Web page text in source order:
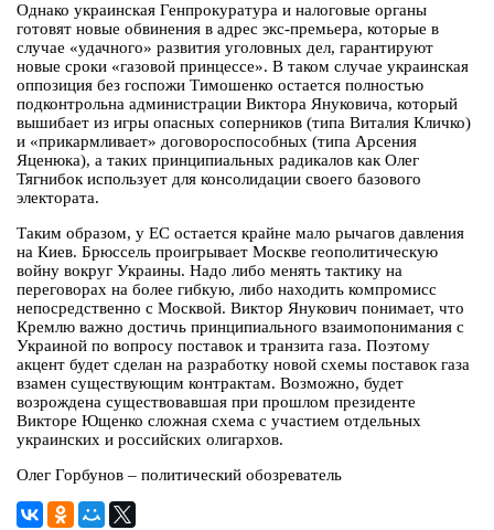
Однако украинская Генпрокуратура и налоговые органы
готовят новые обвинения в адрес экс-премьера, которые в
случае «удачного» развития уголовных дел, гарантируют
новые сроки «газовой принцессе». В таком случае украинская
оппозиция без госпожи Тимошенко остается полностью
подконтрольна администрации Виктора Януковича, который
вышибает из игры опасных соперников (типа Виталия Кличко)
и «прикармливает» договороспособных (типа Арсения
Яценюка), а таких принципиальных радикалов как Олег
Тягнибок использует для консолидации своего базового
электората.
Таким образом, у ЕС остается крайне мало рычагов давления
на Киев. Брюссель проигрывает Москве геополитическую
войну вокруг Украины. Надо либо менять тактику на
переговорах на более гибкую, либо находить компромисс
непосредственно с Москвой. Виктор Янукович понимает, что
Кремлю важно достичь принципиального взаимопонимания с
Украиной по вопросу поставок и транзита газа. Поэтому
акцент будет сделан на разработку новой схемы поставок газа
взамен существующим контрактам. Возможно, будет
возрождена существовавшая при прошлом президенте
Викторе Ющенко сложная схема с участием отдельных
украинских и российских олигархов.
Олег Горбунов – политический обозреватель